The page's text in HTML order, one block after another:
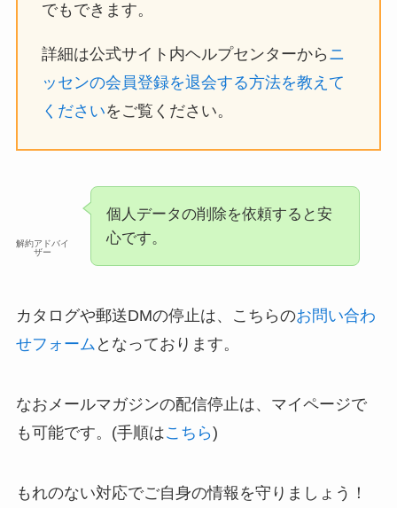
でもできます。
詳細は公式サイト内ヘルプセンターから ニ
ッセンの会員登録を退会する方法を教えて
くださいをご覧ください。
解約アドバイ
ザー
個人データの削除を依頼すると安
心です。
カタログや郵送DMの停止は、こちらのお問い合わ
せフォーム となっております。
なおメールマガジンの配信停止は、マイページで
も可能です。(手順はこちら)
もれのない対応でご自身の情報を守りましょう！